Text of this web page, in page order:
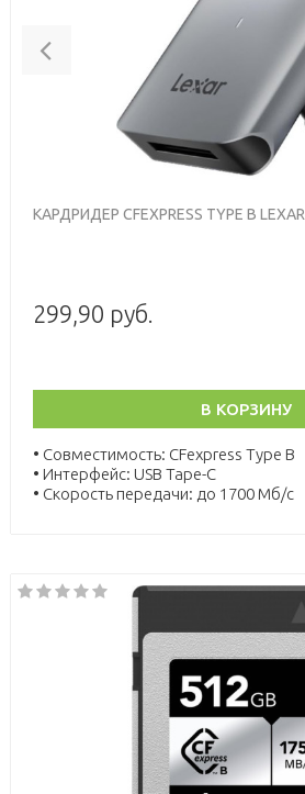
КАРДРИДЕР CFEXPRESS TYPE B LEXAR
299,90 руб.
В КОРЗИНУ
• Совместимость: CFexpress Type B
• Интерфейс: USB Tape-C
• Cкорость передачи: до 1700 Мб/с